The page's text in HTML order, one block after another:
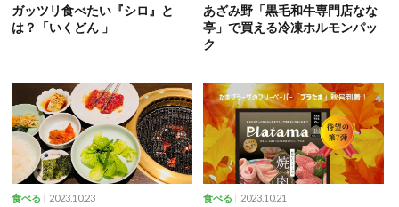
ガッツリ食べたい『シロ』と
は？「いくどん 」
あざみ野「黒毛和牛専門店なな
亭」で買える冷凍ホルモンパッ
ク
食べる 2023.10.23 食べる 2023.10.21